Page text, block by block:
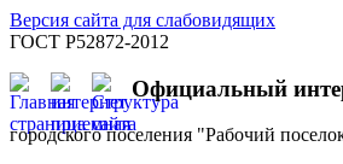
Версия сайта для слабовидящих
ГОСТ Р52872-2012
Официальный
городского поселения "Рабочий